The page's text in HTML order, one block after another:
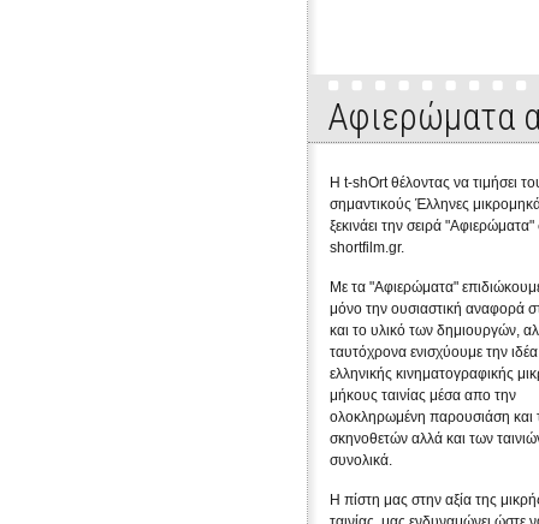
Αφιερώματα
Η t-shOrt θέλοντας να τιμήσει
σημαντικούς Έλληνες
ξεκινάει την σειρά "Αφιερώματα"
shortfilm.gr.
Με τα "Αφιερώματα"
μόνο την ουσιαστική αναφορά
και το υλικό των δημιουργών,
ταυτόχρονα ενισχύουμε την
ελληνικής κινηματογραφικής
μήκους ταινίας μέσα απο την
ολοκληρωμένη παρουσιάση και
σκηνοθετών αλλά και των
συνολικά.
Η πίστη μας στην αξία της